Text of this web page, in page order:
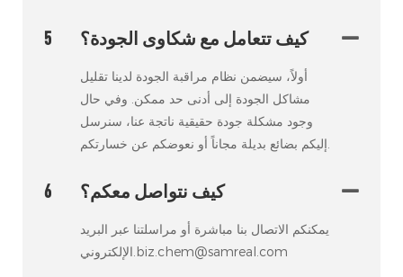
5 كيف تتعامل مع شكاوى الجودة؟
أولاً، سيضمن نظام مراقبة الجودة لدينا تقليل
مشاكل الجودة إلى أدنى حد ممكن. وفي حال
وجود مشكلة جودة حقيقية ناتجة عنا، سنرسل
إليكم بضائع بديلة مجاناً أو نعوضكم عن خسارتكم.
6 كيف نتواصل معكم؟
يمكنكم الاتصال بنا مباشرة أو مراسلتنا عبر البريد
الإلكتروني.biz.chem@samreal.com